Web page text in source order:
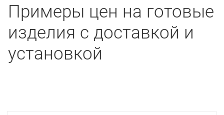
Примеры цен на готовые
изделия с доставкой и
установкой